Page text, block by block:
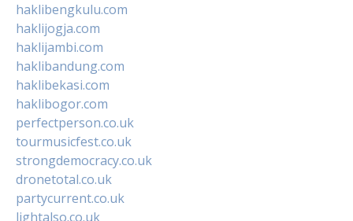
haklibengkulu.com
haklijogja.com
haklijambi.com
haklibandung.com
haklibekasi.com
haklibogor.com
perfectperson.co.uk
tourmusicfest.co.uk
strongdemocracy.co.uk
dronetotal.co.uk
partycurrent.co.uk
lightalso.co.uk